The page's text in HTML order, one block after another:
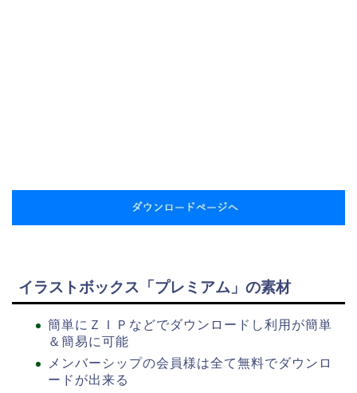
イラストボックス「プレミアム」の素材
簡単にＺＩＰなどでダウンロードし利用が簡単
＆簡易に可能
メンバーシップの会員様は全て無料でダウンロ
ードが出来る